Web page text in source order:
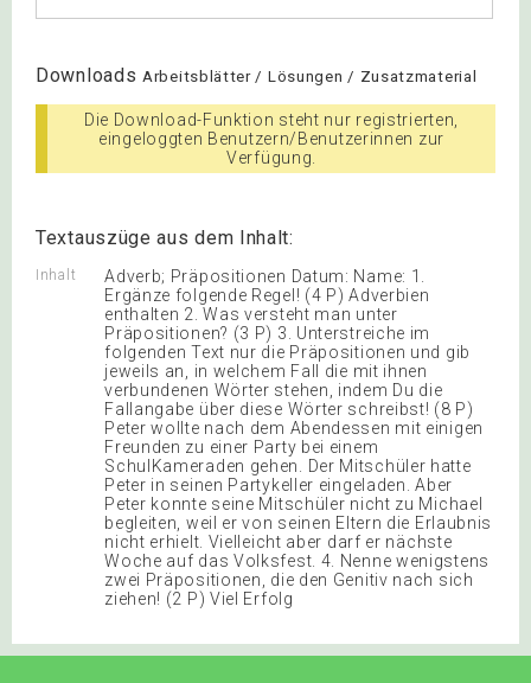
Downloads Arbeitsblätter / Lösungen / Zusatzmaterial
Die Download-Funktion steht nur registrierten,
eingeloggten Benutzern/Benutzerinnen zur
Verfügung.
Textauszüge aus dem Inhalt:
Inhalt
Adverb; Präpositionen Datum: Name: 1.
Ergänze folgende Regel! (4 P) Adverbien
enthalten 2. Was versteht man unter
Präpositionen? (3 P) 3. Unterstreiche im
folgenden Text nur die Präpositionen und gib
jeweils an, in welchem Fall die mit ihnen
verbundenen Wörter stehen, indem Du die
Fallangabe über diese Wörter schreibst! (8 P)
Peter wollte nach dem Abendessen mit einigen
Freunden zu einer Party bei einem
SchulKameraden gehen. Der Mitschüler hatte
Peter in seinen Partykeller eingeladen. Aber
Peter konnte seine Mitschüler nicht zu Michael
begleiten, weil er von seinen Eltern die Erlaubnis
nicht erhielt. Vielleicht aber darf er nächste
Woche auf das Volksfest. 4. Nenne wenigstens
zwei Präpositionen, die den Genitiv nach sich
ziehen! (2 P) Viel Erfolg